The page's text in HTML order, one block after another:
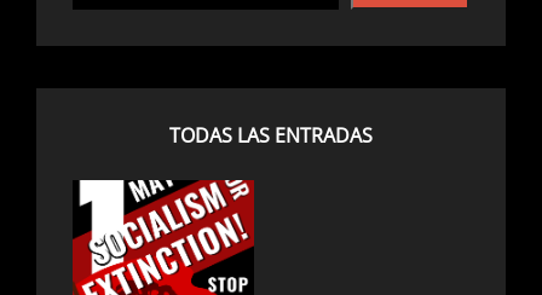
IZQUIERDA
SOCIALISMO
EXTINCIÓN
MÉXICO
TODAS LAS ENTRADAS